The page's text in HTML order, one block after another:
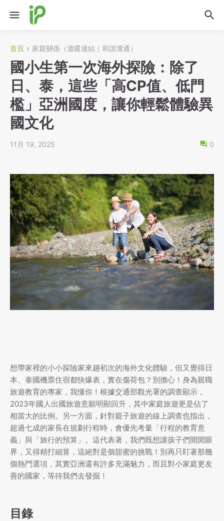
首頁 家庭關係（溫暖連結｜和諧溝通）
國小生第一次海外探險：除了
日、泰，這些「高CP值、低門
檻」亞洲國度，讓你輕鬆體驗異
國文化
11月 19, 2025 0
想帶家裡的小小探險家來趟初次的海外文化體驗，但又覺得日
本、泰國機票住宿都快爆表，實在傷荷包？別擔心！身為親職
旅遊教育的專家，我懂你！根據交通部觀光署的調查顯示，
2023年國人出國旅遊意願明顯回升，其中家庭旅遊更是佔了
相當大的比例。另一方面，針對親子旅遊的線上調查也指出，
超過七成的家長在規劃行程時，會優先考量「行程的教育意
義」與「旅行的預算」。這代表著，我們既想讓孩子們開開眼
界，又得精打細算，這絕對是個甜蜜的挑戰！別再只盯著那幾
個熱門選項，其實亞洲還有許多充滿魅力，而且對小家庭更友
善的國家，等待我們去發掘！
目錄